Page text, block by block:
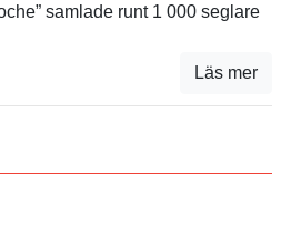
samlade runt 1 000 seglare
Läs mer